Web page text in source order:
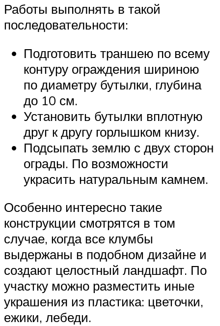
Работы выполнять в такой
последовательности:
Подготовить траншею по всему
контуру ограждения шириною
по диаметру бутылки, глубина
до 10 см.
Установить бутылки вплотную
друг к другу горлышком книзу.
Подсыпать землю с двух сторон
ограды. По возможности
украсить натуральным камнем.
Особенно интересно такие
конструкции смотрятся в том
случае, когда все клумбы
выдержаны в подобном дизайне и
создают целостный ландшафт. По
участку можно разместить иные
украшения из пластика: цветочки,
ежики, лебеди.